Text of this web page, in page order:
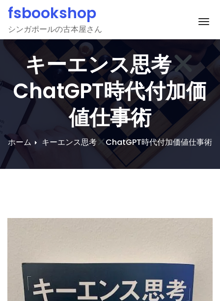
Skip
content
fsbookshop
シンガポールの古本屋さん ナ
キーエンス思考
ChatGPT時代付加価
値仕事術
ホーム キーエンス思考 ChatGPT時代付加価値仕事術